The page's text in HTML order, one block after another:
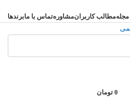
مجلهمطالب کاربرانمشاورهتماس با مابرندها
0 تومان